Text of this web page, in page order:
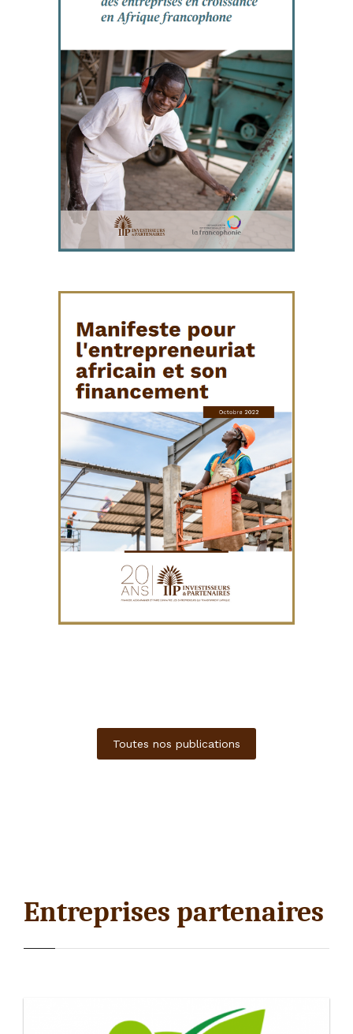
Toutes nos publications
Entreprises partenaires